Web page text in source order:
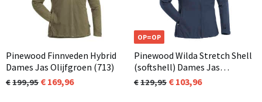
Pinewood Finnveden Hybrid
Dames Jas Olijfgroen (713)
199,95 169,96
OP=OP
Pinewood Wilda Stretch Shell
(softshell) Dames Jas
Donkerblauw (349)
129,95 103,96